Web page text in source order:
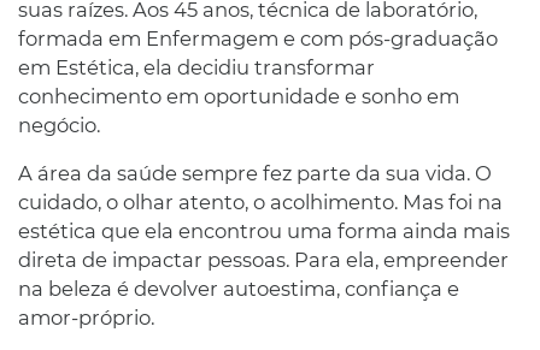
suas raízes. Aos 45 anos, técnica de laboratório,
formada em Enfermagem e com pós-graduação
em Estética, ela decidiu transformar
conhecimento em oportunidade e sonho em
negócio.
A área da saúde sempre fez parte da sua vida. O
cuidado, o olhar atento, o acolhimento. Mas foi na
estética que ela encontrou uma forma ainda mais
direta de impactar pessoas. Para ela, empreender
na beleza é devolver autoestima, confiança e
amor-próprio.